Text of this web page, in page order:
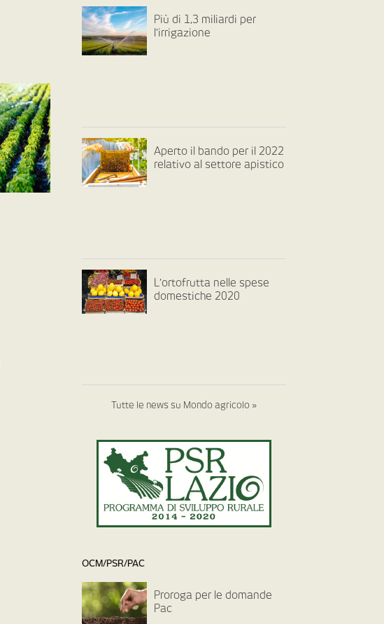
Più di 1,3 miliardi per
l’irrigazione
Aperto il bando per il 2022
relativo al settore apistico
L’ortofrutta nelle spese
domestiche 2020
Tutte le news su Mondo agricolo »
OCM/PSR/PAC
Proroga per le domande
Pac